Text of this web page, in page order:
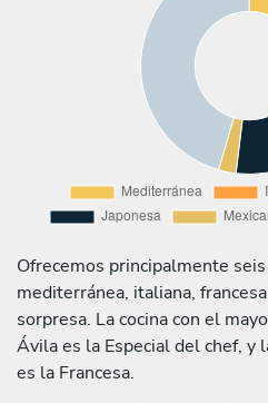
Ofrecemos principalmente
mediterránea, italiana,
sorpresa. La cocina con el
Ávila es la Especial del chef, y
es la Francesa.